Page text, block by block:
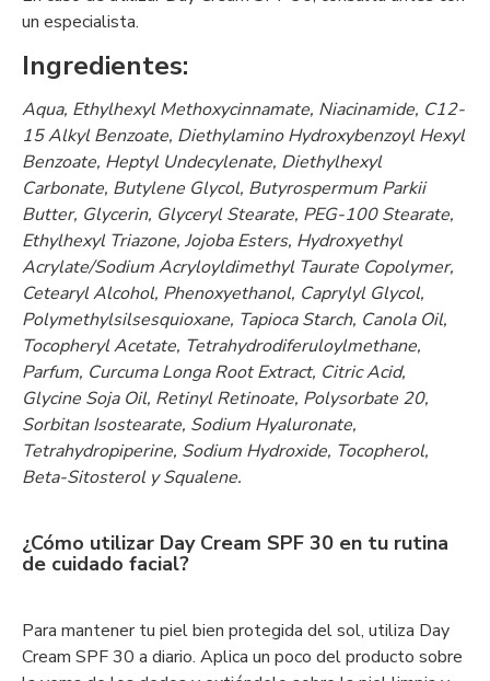
un especialista.
Ingredientes:
Aqua, Ethylhexyl Methoxycinnamate, Niacinamide, C12-
15 Alkyl Benzoate, Diethylamino Hydroxybenzoyl Hexyl
Benzoate, Heptyl Undecylenate, Diethylhexyl
Carbonate, Butylene Glycol, Butyrospermum Parkii
Butter, Glycerin, Glyceryl Stearate, PEG-100 Stearate,
Ethylhexyl Triazone, Jojoba Esters, Hydroxyethyl
Acrylate/Sodium Acryloyldimethyl Taurate Copolymer,
Cetearyl Alcohol, Phenoxyethanol, Caprylyl Glycol,
Polymethylsilsesquioxane, Tapioca Starch, Canola Oil,
Tocopheryl Acetate, Tetrahydrodiferuloylmethane,
Parfum, Curcuma Longa Root Extract, Citric Acid,
Glycine Soja Oil, Retinyl Retinoate, Polysorbate 20,
Sorbitan Isostearate, Sodium Hyaluronate,
Tetrahydropiperine, Sodium Hydroxide, Tocopherol,
Beta-Sitosterol y Squalene.
¿Cómo utilizar Day Cream SPF 30 en tu rutina
de cuidado facial?
Para mantener tu piel bien protegida del sol, utiliza Day
Cream SPF 30 a diario. Aplica un poco del producto sobre